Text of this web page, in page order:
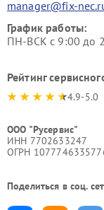
manager@fix-
График работы:
ПН-ВСК с 9:00 до
Рейтинг
4.9-5.0
ООО "Русервис"
ИНН 7702633247
ОГРН
Поделиться в соц.